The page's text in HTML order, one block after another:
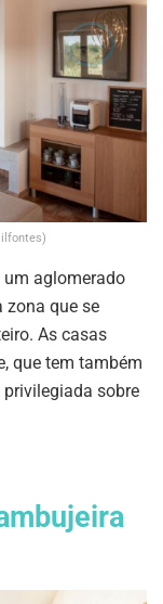
aglomerado
zona que se
As casas
que tem também
sobre